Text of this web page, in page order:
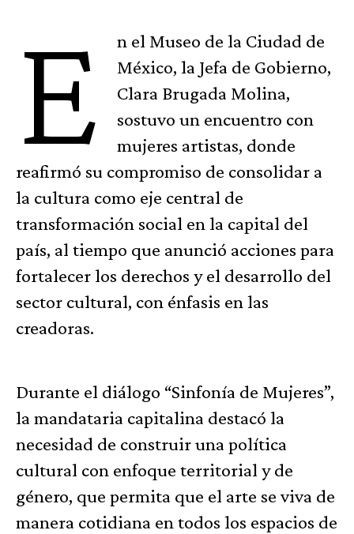
E
n el Museo de la Ciudad de
México, la Jefa de Gobierno,
Clara Brugada Molina,
sostuvo un encuentro con
mujeres artistas, donde
reafirmó su compromiso de consolidar a
la cultura como eje central de
transformación social en la capital del
país, al tiempo que anunció acciones para
fortalecer los derechos y el desarrollo del
sector cultural, con énfasis en las
creadoras.
Durante el diálogo “Sinfonía de Mujeres”,
la mandataria capitalina destacó la
necesidad de construir una política
cultural con enfoque territorial y de
género, que permita que el arte se viva de
manera cotidiana en todos los espacios de